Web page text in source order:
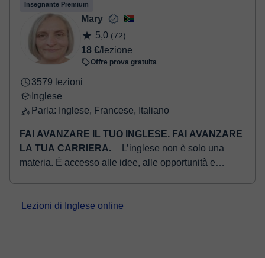
Insegnante Premium
Mary
5,0 (72)
18 €/lezione
Offre prova gratuita
3579 lezioni
Inglese
Parla: Inglese, Francese, Italiano
FAI AVANZARE IL TUO INGLESE. FAI AVANZARE
LA TUA CARRIERA. ⏤ L’inglese non è solo una
materia. È accesso alle idee, alle opportunità e
Lezioni di Inglese online